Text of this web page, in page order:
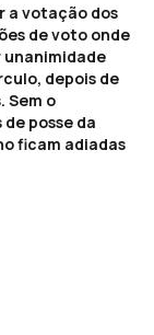
a votação dos
de voto onde
unanimidade
depois de
Sem o
posse da
ficam adiadas